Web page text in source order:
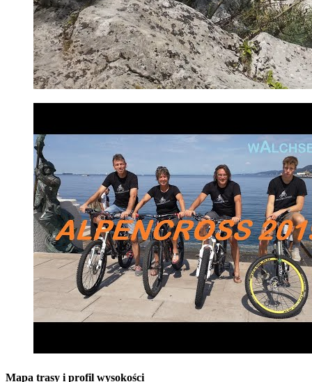
Mapa trasy i profil wysokości